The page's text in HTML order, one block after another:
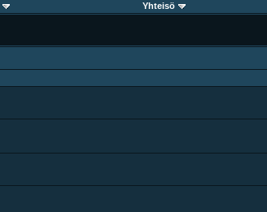
Yhteisö